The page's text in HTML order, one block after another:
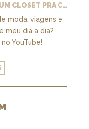
EP. 6: A SAGA DA CASA - TEMOS UM CLOSET PRA CHAMAR DE NOSSO + MARCENARIA E PAISAGISMO
moda, viagens e
meu dia a dia?
YouTube!